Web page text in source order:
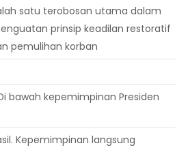
satu terobosan utama dalam
prinsip keadilan restoratif
pemulihan korban
bawah kepemimpinan Presiden
Kepemimpinan langsung